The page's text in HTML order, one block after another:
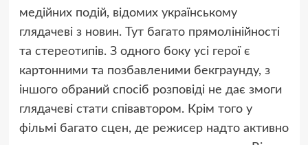
медійних подій, відомих українському
глядачеві з новин. Тут багато прямолінійності
та стереотипів. З одного боку усі герої є
картонними та позбавленими бекграунду, з
іншого обраний спосіб розповіді не дає змоги
глядачеві стати співавтором. Крім того у
фільмі багато сцен, де режисер надто активно